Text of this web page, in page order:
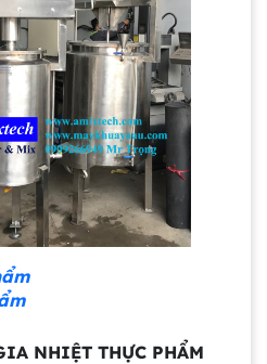
NHIỆT THỰC PHẨM